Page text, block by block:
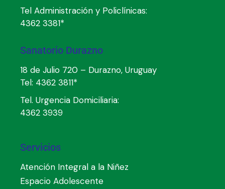
Tel Administración y Policlínicas:
4362 3381*
Sanatorio Durazno
18 de Julio 720 – Durazno, Uruguay
Tel: 4362 3811*
Tel. Urgencia Domiciliaria:
4362 3939
Servicios
Atención Integral a la Niñez
Espacio Adolescente